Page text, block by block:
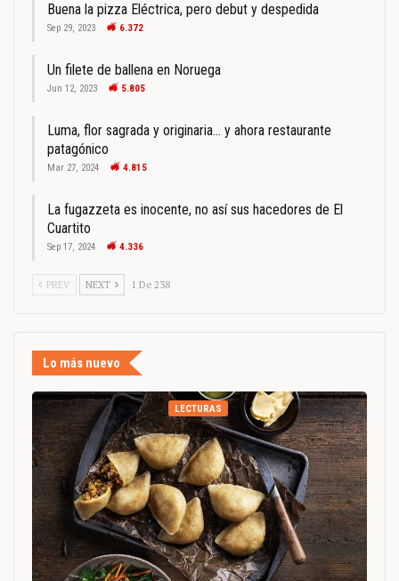
Buena la pizza Eléctrica, pero debut y despedida
Sep 29, 2023 6.372
Un filete de ballena en Noruega
Jun 12, 2023 5.805
Luma, flor sagrada y originaria… y ahora restaurante
patagónico
Mar 27, 2024 4.815
La fugazzeta es inocente, no así sus hacedores de El
Cuartito
Sep 17, 2024 4.336
PREV NEXT 1 De 238
Lo más nuevo
LECTURAS